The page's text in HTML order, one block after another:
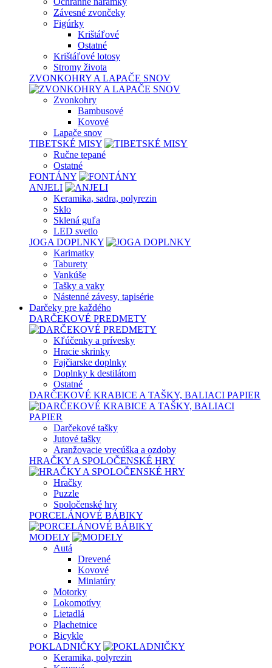
Závesné zvončeky
Figúrky
Krištáľové
Ostatné
Krištáľové lotosy
Stromy života
ZVONKOHRY A LAPAČE SNOV
Zvonkohry
Bambusové
Kovové
Lapače snov
TIBETSKÉ MISY
Ručne tepané
Ostatné
FONTÁNY
ANJELI
Keramika, sadra, polyrezin
Sklo
Sklená guľa
LED svetlo
JOGA DOPLNKY
Karimatky
Taburety
Vankúše
Tašky a vaky
Nástenné závesy, tapisérie
Darčeky pre každého
DARČEKOVÉ PREDMETY
Kľúčenky a prívesky
Hracie skrinky
Fajčiarske doplnky
Doplnky k destilátom
Ostatné
DARČEKOVÉ KRABICE A TAŠKY, BALIACI PAPIER
Darčekové tašky
Jutové tašky
Aranžovacie vrecúška a ozdoby
HRAČKY A SPOLOČENSKÉ HRY
Hračky
Puzzle
Spoločenské hry
PORCELÁNOVÉ BÁBIKY
MODELY
Autá
Drevené
Kovové
Miniatúry
Motorky
Lokomotívy
Lietadlá
Plachetnice
Bicykle
POKLADNIČKY
Keramika, polyrezin